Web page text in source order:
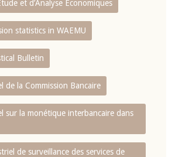
et d’Analyse Economiques
statistics in WAEMU
Bulletin
de la Commission Bancaire
sur la monétique interbancaire dans
de surveillance des services de